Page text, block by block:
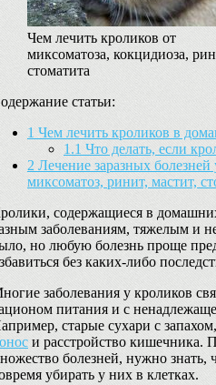
Чем лечить кроликов от
миксоматоза, кокцидиоза,
стоматита
статьи:
1 Чем лечить кроликов в
1.1 Что делать, если
2 Лечение заразных болезней
миксоматоз, ринит, мастит,
содержащиеся в
заболеваниям, тяжелым и
но любую болезнь проще
без каких-либо
заболевания у кроликов
питания и с
старые сухари с
и расстройство кишечника.
болезней, нужно знать,
убирать у них в клетках.